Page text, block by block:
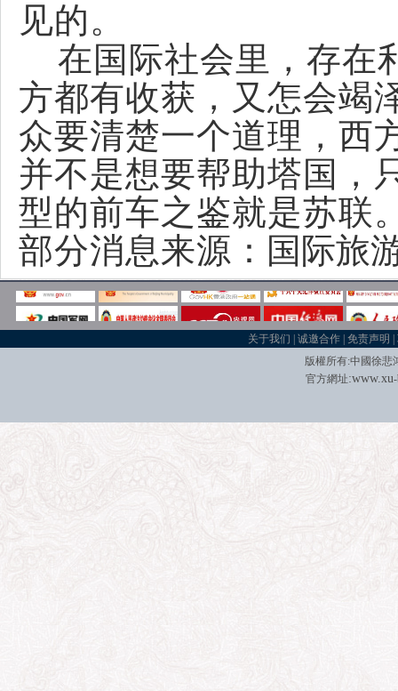
见的。
在国际社会里，存在
方都有收获，又怎会竭
众要清楚一个道理，西
并不是想要帮助塔国，
型的前车之鉴就是苏联
部分消息来源 ： 国际旅
关于我们 |诚邀合作 |免责声明 |
版權所有:中國徐悲
官方網址:www.xu